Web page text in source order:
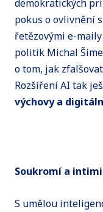
demokratických
pokus o ovlivnění
řetězovými e-
politik Michal
o tom, jak
Rozšíření AI tak
výchovy a
Soukromí a
S umělou